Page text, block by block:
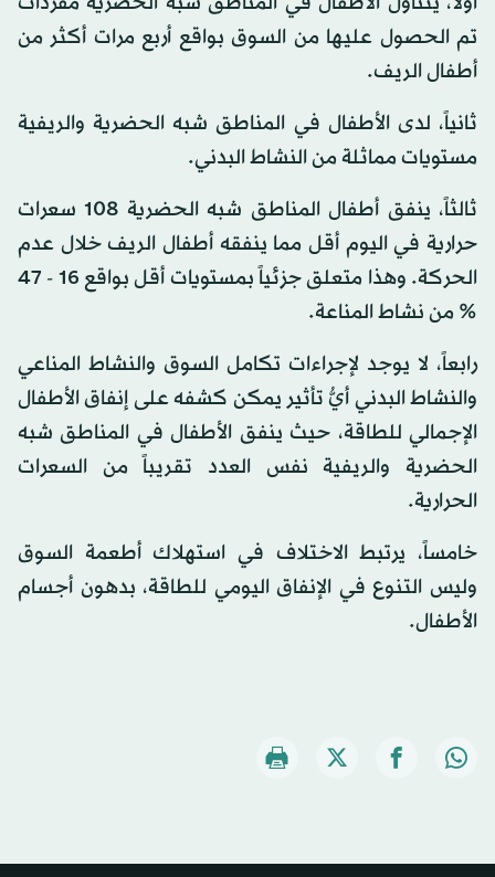
تم الحصول عليها من السوق بواقع أربع مرات أكثر من
أطفال الريف.
ثانياً، لدى الأطفال في المناطق شبه الحضرية والريفية
مستويات مماثلة من النشاط البدني.
ثالثاً، ينفق أطفال المناطق شبه الحضرية 108 سعرات
حرارية في اليوم أقل مما ينفقه أطفال الريف خلال عدم
الحركة. وهذا متعلق جزئياً بمستويات أقل بواقع 16 - 47
% من نشاط المناعة.
رابعاً، لا يوجد لإجراءات تكامل السوق والنشاط المناعي
والنشاط البدني أيُّ تأثير يمكن كشفه على إنفاق الأطفال
الإجمالي للطاقة، حيث ينفق الأطفال في المناطق شبه
الحضرية والريفية نفس العدد تقريباً من السعرات
الحرارية.
خامساً، يرتبط الاختلاف في استهلاك أطعمة السوق
وليس التنوع في الإنفاق اليومي للطاقة، بدهون أجسام
الأطفال.